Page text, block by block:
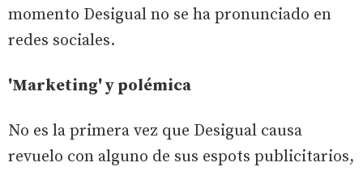
momento Desigual no se ha pronunciado en
redes sociales.
'Marketing' y polémica
No es la primera vez que Desigual causa
revuelo con alguno de sus espots publicitarios,